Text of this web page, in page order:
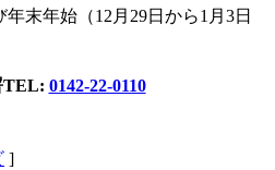
末年始（12月29日から1月3日
TEL: 0142-22-0110
]